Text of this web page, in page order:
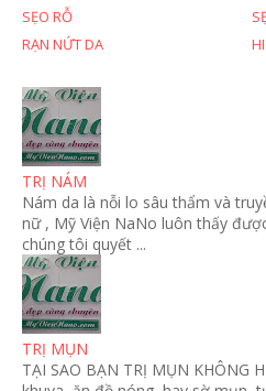
SẸO RỖ
RẠN NỨT DA
TRỊ NÁM
Nám da là nỗi lo sâu thẩm và
nữ , Mỹ Viện NaNo luôn thấy
chúng tôi quyết ...
TRỊ MỤN
TẠI SAO BẠN TRỊ MỤN KHÔNG